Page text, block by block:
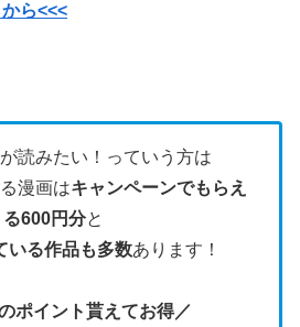
ら<<<
読みたい！っていう方は
漫画はキャンペーンでもらえ
る600円分と
いる作品も多数あります！
ポイント貰えてお得／